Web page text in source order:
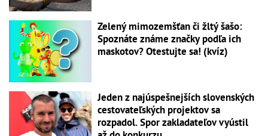
Zelený mimozemšťan či žltý šašo:
Spoznáte známe značky podľa ich
maskotov? Otestujte sa! (kvíz)
Jeden z najúspešnejších slovenských
cestovateľských projektov sa
rozpadol. Spor zakladateľov vyústil